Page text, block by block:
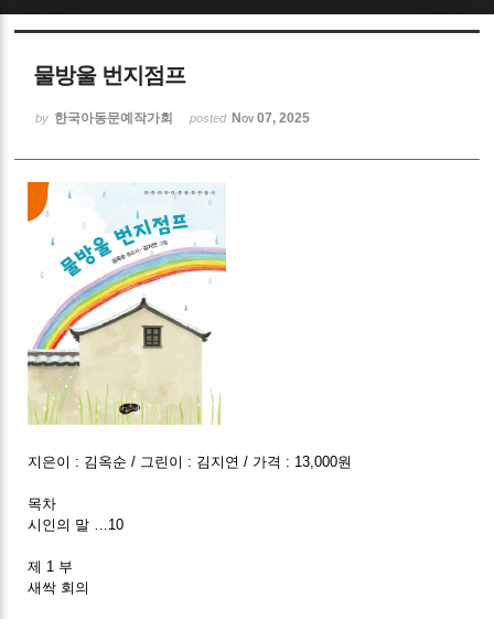
물방울 번지점프
by 한국아동문예작가회 posted Nov 07, 2025
지은이 : 김옥순 / 그린이 : 김지연 / 가격 : 13,000원
목차
시인의 말 …10
제 1 부
새싹 회의
Sketchbook5, 스케치북5
Sketchbook5, 스케치북5